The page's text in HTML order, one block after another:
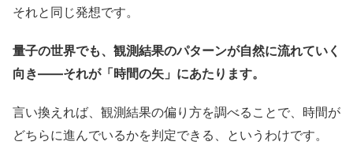
それと同じ発想です。
量子の世界でも、観測結果のパターンが自然に流れていく
向き——それが「時間の矢」にあたります。
言い換えれば、観測結果の偏り方を調べることで、時間が
どちらに進んでいるかを判定できる、というわけです。